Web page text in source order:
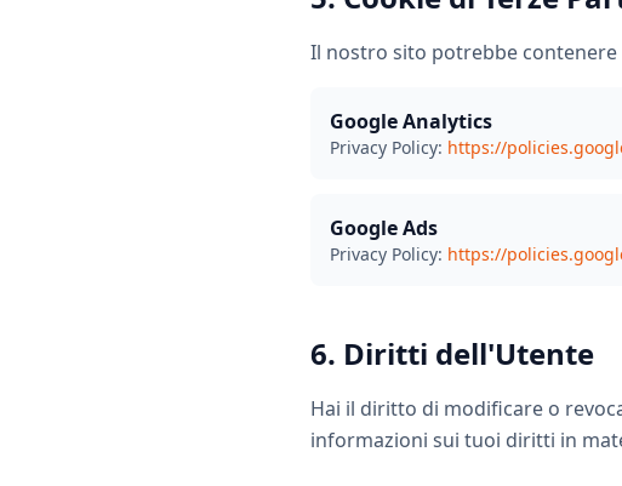
Il nostro sito potrebbe contenere
Google Analytics
Privacy Policy: https://
Google Ads
Privacy Policy: https://
6. Diritti dell'Utente
Hai il diritto di modificare o
informazioni sui tuoi diritti in